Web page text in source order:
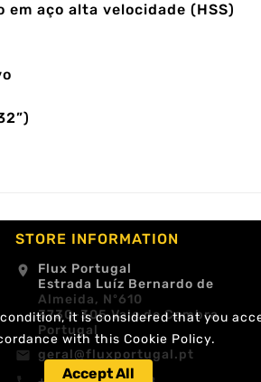
it is considered that you
with this Cookie Policy.
Accept All
aço alta velocidade (HSS)
STORE INFORMATION
location_on
Flux Portugal
Estrada Luíz Bernardo de
Almeida, Nº610
3730-305 Vale de Cambra
Portugal
email
geral@fluxportugal.pt